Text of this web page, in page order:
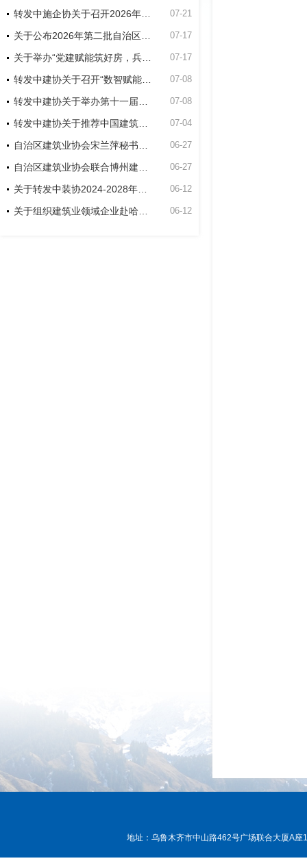
07-21
07-17
07-17
07-08
07-08
07-04
06-27
06-27
06-12
06-12
地址：乌鲁木齐市中山路462号广场联合大厦A座